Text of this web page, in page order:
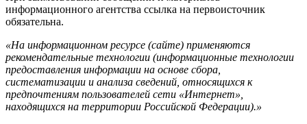
информационного агентства ссылка на первоисточник
обязательна.
«На информационном ресурсе (сайте) применяются
рекомендательные технологии (информационные технологии
предоставления информации на основе сбора,
систематизации и анализа сведений, относящихся к
предпочтениям пользователей сети «Интернет»,
находящихся на территории Российской Федерации).»